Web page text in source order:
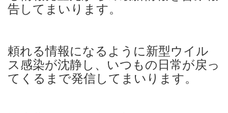
告してまいります。
頼れる情報になるように新型ウイル
ス感染が沈静し、いつもの日常が戻っ
てくるまで発信してまいります。